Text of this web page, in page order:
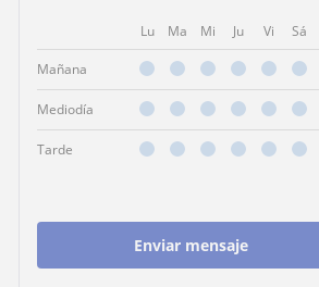
Lu Ma Mi Ju Vi Sá
Mañana
Mediodía
Tarde
Enviar mensaje